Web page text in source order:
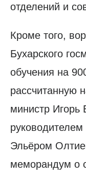
отделений и
Кроме того,
Бухарского
обучения на
рассчитанную
министр Игорь
руководителем
Эльёром
меморандум о